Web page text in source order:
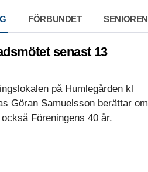
FÖRBUNDET SENIOREN
senast 13
på Humlegården kl
Göran Samuelsson berättar om
Föreningens 40 år.